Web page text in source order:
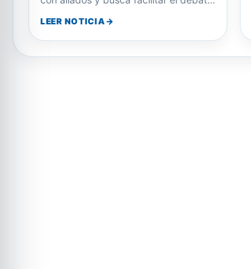
La decisión se tomó en una cumbre
con aliados y busca facilitar el debate
LEER NOTICIA